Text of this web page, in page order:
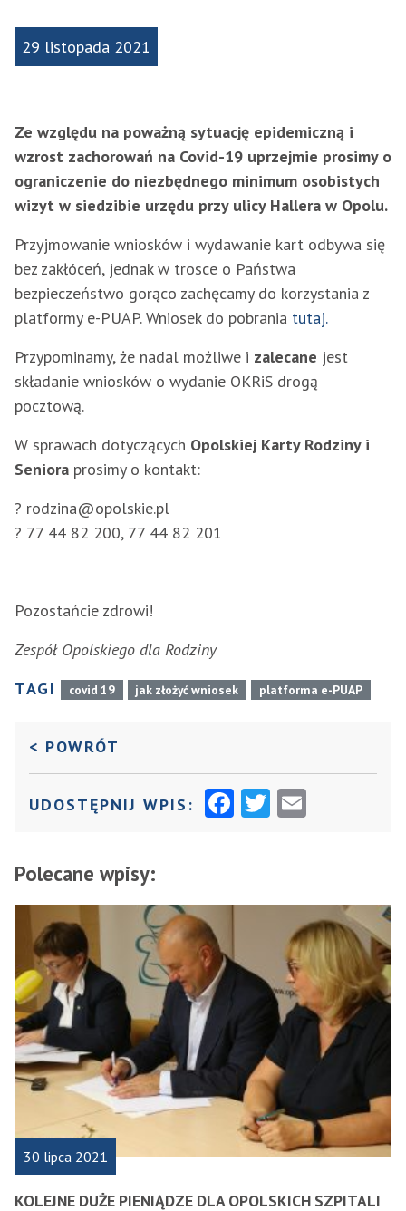
29 listopada 2021
Ze względu na poważną sytuację epidemiczną i
wzrost zachorowań na Covid-19 uprzejmie prosimy o
ograniczenie do niezbędnego minimum osobistych
wizyt w siedzibie urzędu przy ulicy Hallera w Opolu.
Przyjmowanie wniosków i wydawanie kart odbywa się
bez zakłóceń, jednak w trosce o Państwa
bezpieczeństwo gorąco zachęcamy do korzystania z
platformy e-PUAP. Wniosek do pobrania tutaj.
Przypominamy, że nadal możliwe i zalecane jest
składanie wniosków o wydanie OKRiS drogą
pocztową.
W sprawach dotyczących Opolskiej Karty Rodziny i
Seniora prosimy o kontakt:
? rodzina@opolskie.pl
? 77 44 82 200, 77 44 82 201
Pozostańcie zdrowi!
Zespół Opolskiego dla Rodziny
TAGI
covid 19 jak złożyć wniosek platforma e-PUAP
< POWRÓT
UDOSTĘPNIJ WPIS: F
O
T
E
R
Polecane wpisy:
30 lipca 2021
KOLEJNE DUŻE PIENIĄDZE DLA OPOLSKICH SZPITALI